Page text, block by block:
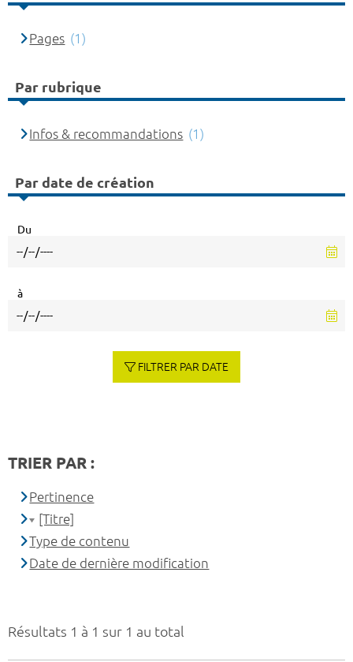
Résultats 1 à 1 sur 1 au total
Pages (1)
Par rubrique
Infos & recommandations (1)
Par date de création
Du
à
FILTRER PAR DATE
TRIER PAR :
Pertinence
[Titre]
Type de contenu
Date de dernière modification